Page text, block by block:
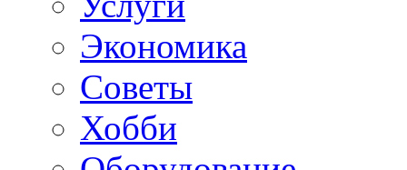
Экономика
Советы
Хобби